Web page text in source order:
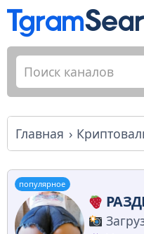
Главная
популярное